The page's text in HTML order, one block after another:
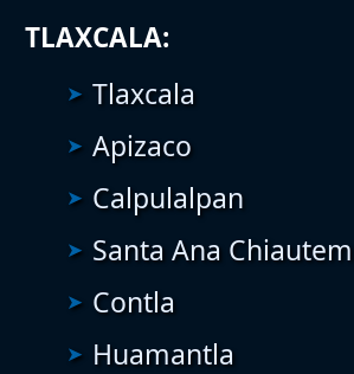
TLAXCALA:
Tlaxcala
Apizaco
Calpulalpan
Santa Ana
Contla
Huamantla